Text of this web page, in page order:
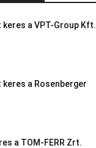
a VPT-Group Kft.
a Rosenberger
a TOM-FERR Zrt.